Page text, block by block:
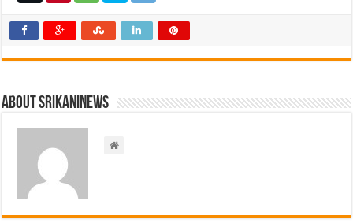
About srikaninews